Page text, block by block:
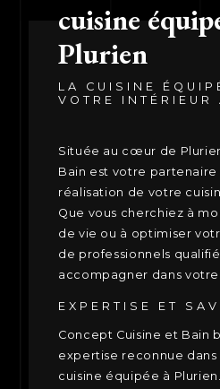
cuisine
Plurien
LA CUISINE
VOTRE INTÉRIEUR
Située au cœur de
Bain est votre
réalisation de votre
Que vous cherchiez à
de vie ou à optimiser
de professionnels
accompagner dans
EXPERTISE ET
Concept Cuisine et Bain
expertise reconnue
cuisine équipée à